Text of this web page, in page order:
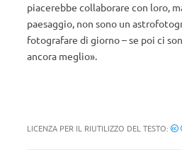
piacerebbe collaborare con loro,
paesaggio, non sono un
fotografare di giorno – se poi ci
ancora meglio».
LICENZA PER IL RIUTILIZZO DEL TESTO: